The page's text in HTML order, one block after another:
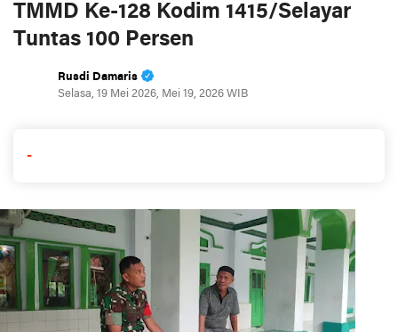
TMMD Ke-128 Kodim 1415/Selayar
Tuntas 100 Persen
Rusdi Damaris
Selasa, 19 Mei 2026, Mei 19, 2026 WIB
-